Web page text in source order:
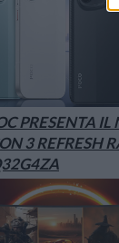
PRESENTA IL
3 REFRESH